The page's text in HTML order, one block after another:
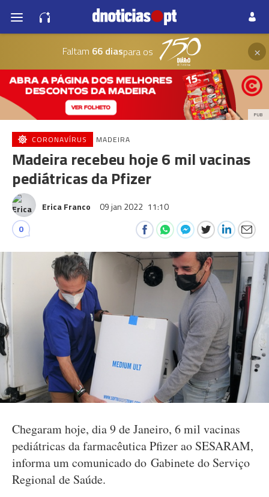
Faltam 66 diaspara os ×
PUB
CORONAVÍRUS MADEIRA
Madeira recebeu hoje 6 mil vacinas
pediátricas da Pfizer
Erica Franco 09 jan 2022 11:10
0
Chegaram hoje, dia 9 de Janeiro, 6 mil vacinas
pediátricas da farmacêutica Pfizer ao SESARAM,
informa um comunicado do Gabinete do Serviço
Regional de Saúde.